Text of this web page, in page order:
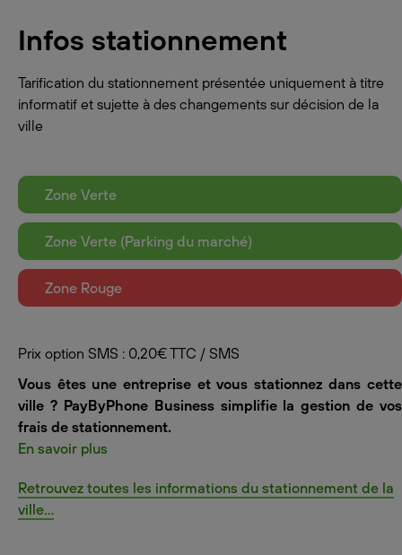
Infos stationnement
Tarification du stationnement présentée uniquement à titre
informatif et sujette à des changements sur décision de la
ville
Zone Verte
Zone Verte (Parking du marché)
Zone Rouge
Prix option SMS : 0,20€ TTC / SMS
Vous êtes une entreprise et vous stationnez dans cette
ville ? PayByPhone Business simplifie la gestion de vos
frais de stationnement.
En savoir plus
Retrouvez toutes les informations du stationnement de la
ville...